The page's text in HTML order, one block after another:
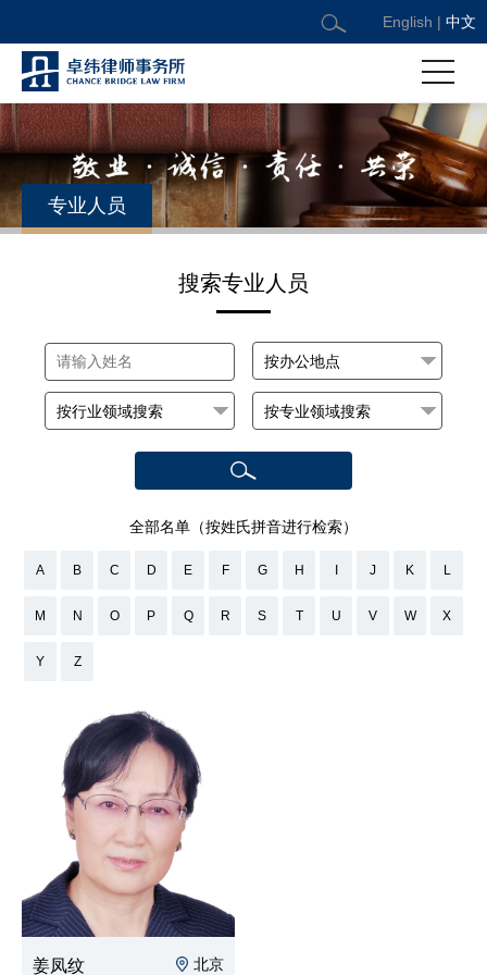
English | 中文
专业人员
搜索专业人员
全部名单（按姓氏拼音进行检索）
A B C D E F G H J K L
M N O P Q R S T U V W X
Y Z
姜凤纹 北京